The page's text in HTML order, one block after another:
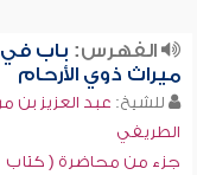
الفهرس: باب في
ميراث ذوي الأرحام
للشيخ: عبد العزيز بن
الطريفي
جزء من محاضرة ( كتاب